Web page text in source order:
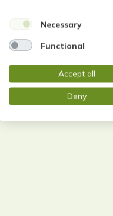
Necessary
Functional
Accept all
Deny